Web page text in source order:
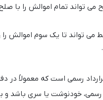
می تواند تمام اموالش را با
می تواند تا یک سوم اموالش را
رسمی است که معمولاً در
خودنوشت یا سری باشد و